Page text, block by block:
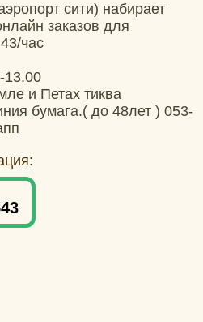
сити) набирает
заказов для
час
13.00
и Петах тиква
бумага.( до 48лет ) 053-